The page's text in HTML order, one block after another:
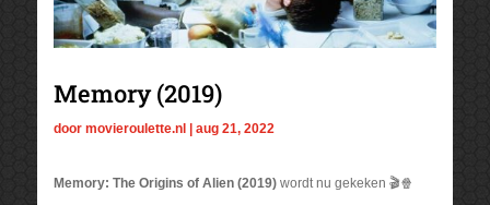
Memory (2019)
door movieroulette.nl aug 21, 2022
Memory: The Origins of Alien (2019) wordt nu gekeken 🎬🍿